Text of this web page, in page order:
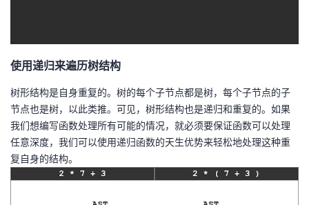
使用递归来遍历树结构
树形结构是自身重复的。树的每个子节点都是树，每个子节点的子
节点也是树，以此类推。可见，树形结构也是递归和重复的。如果
我们想编写函数处理所有可能的情况，就必须要保证函数可以处理
任意深度，我们可以使用递归函数的天生优势来轻松地处理这种重
复自身的结构。